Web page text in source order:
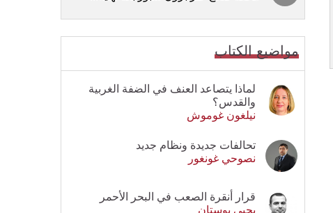
مواضيع الكتاب
لماذا يتصاعد العنف في الضفة الغربية
والقدس؟
نيلغون غوموش
تحالفات جديدة ونظام جديد
نصوحي غونغور
قرار أنقرة الصعب في البحر الأحمر
يحيى بوستان